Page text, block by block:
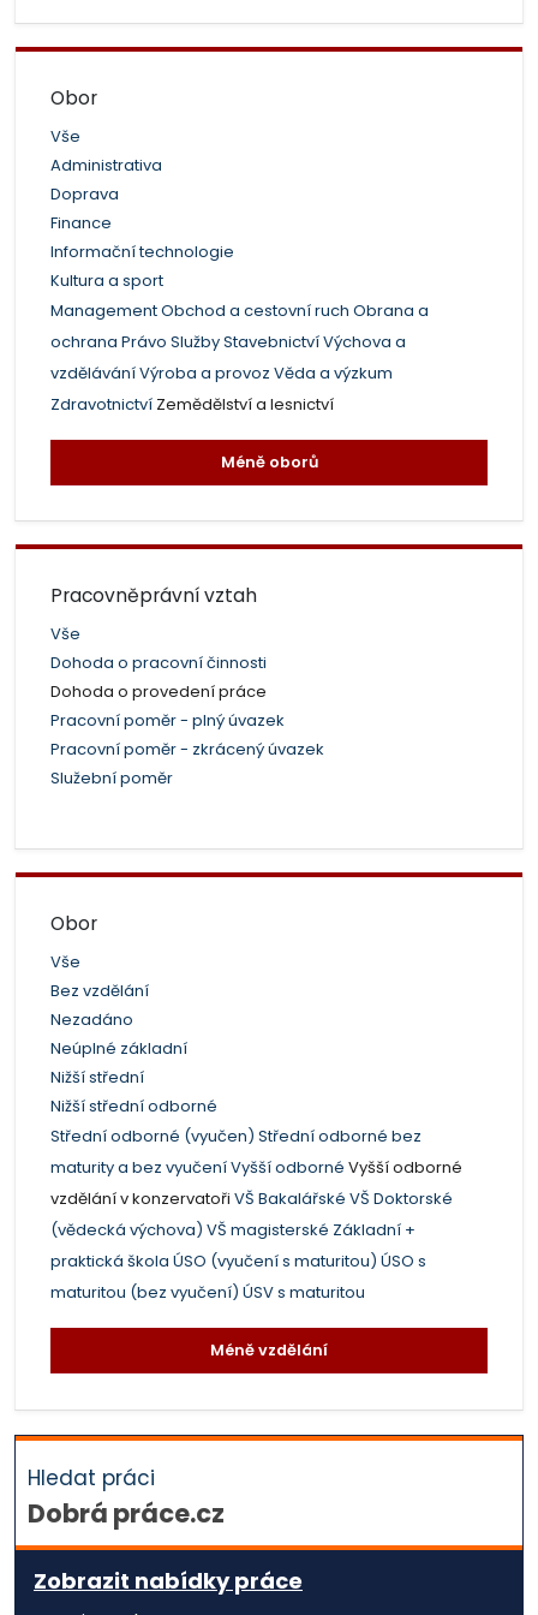
Obor
Vše
Administrativa
Doprava
Finance
Informační technologie
Kultura a sport
ManagementObchod a cestovní ruch Obrana a
ochrana Právo SlužbyStavebnictvíVýchova a
vzděláváníVýroba a provoz Věda a výzkum
Zdravotnictví Zemědělství a lesnictví
Méně oborů
Pracovněprávní vztah
Vše
Dohoda o pracovní činnosti
Dohoda o provedení práce
Pracovní poměr - plný úvazek
Pracovní poměr - zkrácený úvazek
Služební poměr
Obor
Vše
Bez vzdělání
Nezadáno
Neúplné základní
Nižší střední
Nižší střední odborné
Střední odborné (vyučen) Střední odborné bez
maturity a bez vyučeníVyšší odborné Vyšší odborné
vzdělání v konzervatoři VŠ Bakalářské VŠ Doktorské
(vědecká výchova) VŠ magisterské Základní +
praktická škola ÚSO (vyučení s maturitou) ÚSO s
maturitou (bez vyučení) ÚSV s maturitou
Méně vzdělání
Hledat práci
Dobrá práce.cz
Zobrazit nabídky práce